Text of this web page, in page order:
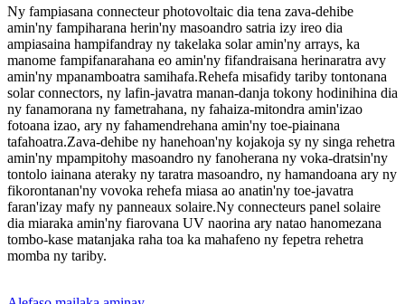
Ny fampiasana connecteur photovoltaic dia tena zava-dehibe
amin'ny fampiharana herin'ny masoandro satria izy ireo dia
ampiasaina hampifandray ny takelaka solar amin'ny arrays, ka
manome fampifanarahana eo amin'ny fifandraisana herinaratra avy
amin'ny mpanamboatra samihafa.Rehefa misafidy tariby tontonana
solar connectors, ny lafin-javatra manan-danja tokony hodinihina dia
ny fanamorana ny fametrahana, ny fahaiza-mitondra amin'izao
fotoana izao, ary ny fahamendrehana amin'ny toe-piainana
tafahoatra.Zava-dehibe ny hanehoan'ny kojakoja sy ny singa rehetra
amin'ny mpampitohy masoandro ny fanoherana ny voka-dratsin'ny
tontolo iainana ateraky ny taratra masoandro, ny hamandoana ary ny
fikorontanan'ny vovoka rehefa miasa ao anatin'ny toe-javatra
faran'izay mafy ny panneaux solaire.Ny connecteurs panel solaire
dia miaraka amin'ny fiarovana UV naorina ary natao hanomezana
tombo-kase matanjaka raha toa ka mahafeno ny fepetra rehetra
momba ny tariby.